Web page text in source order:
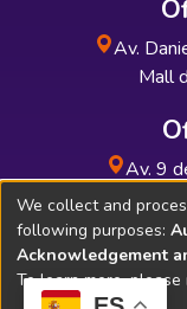
Av.
Mall
Av. 9
We collect and
following purposes:
Acknowledgement
To learn more, please